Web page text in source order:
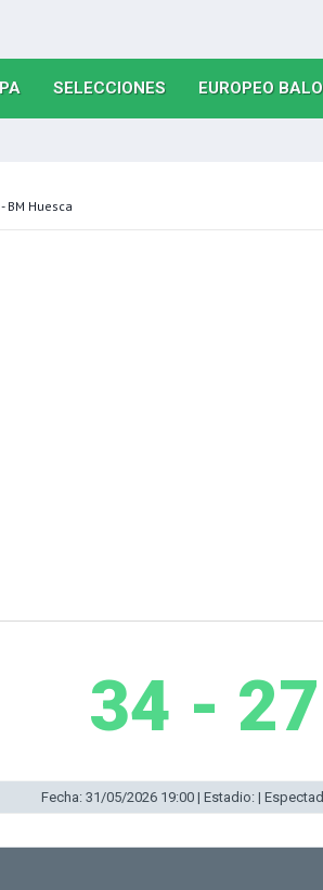
(CURRENT)
SELECCIONES(CURRENT)
EUROPEO
BM Huesca
34 - 27
Fecha: 31/05/2026 19:00 | Estadio: |